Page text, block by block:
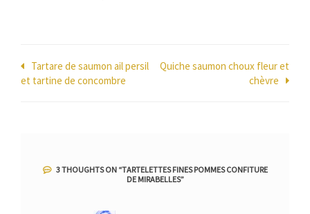
Navigation
de
Tartare de saumon ail persil
et tartine de concombre
Quiche saumon choux fleur et
chèvre
3 THOUGHTS ON “TARTELETTES FINES POMMES CONFITURE
DE MIRABELLES”